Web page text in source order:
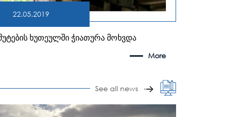
22.05.2019
ხუთეულში ჭიათურა მოხვდა
More
See all news